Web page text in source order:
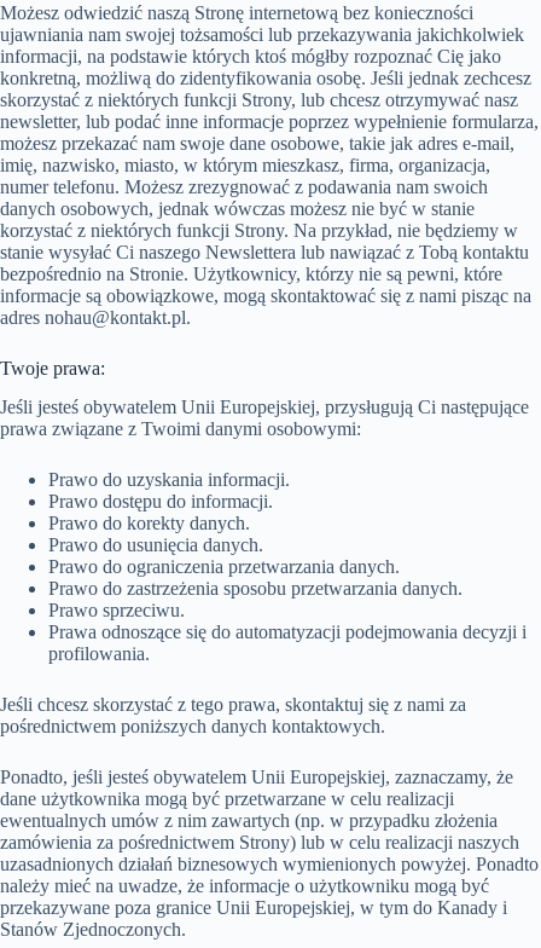
Możesz odwiedzić naszą Stronę internetową bez konieczności
ujawniania nam swojej tożsamości lub przekazywania jakichkolwiek
informacji, na podstawie których ktoś mógłby rozpoznać Cię jako
konkretną, możliwą do zidentyfikowania osobę. Jeśli jednak zechcesz
skorzystać z niektórych funkcji Strony, lub chcesz otrzymywać nasz
newsletter, lub podać inne informacje poprzez wypełnienie formularza,
możesz przekazać nam swoje dane osobowe, takie jak adres e-mail,
imię, nazwisko, miasto, w którym mieszkasz, firma, organizacja,
numer telefonu. Możesz zrezygnować z podawania nam swoich
danych osobowych, jednak wówczas możesz nie być w stanie
korzystać z niektórych funkcji Strony. Na przykład, nie będziemy w
stanie wysyłać Ci naszego Newslettera lub nawiązać z Tobą kontaktu
bezpośrednio na Stronie. Użytkownicy, którzy nie są pewni, które
informacje są obowiązkowe, mogą skontaktować się z nami pisząc na
adres nohau@kontakt.pl.
Twoje prawa:
Jeśli jesteś obywatelem Unii Europejskiej, przysługują Ci następujące
prawa związane z Twoimi danymi osobowymi:
Prawo do uzyskania informacji.
Prawo dostępu do informacji.
Prawo do korekty danych.
Prawo do usunięcia danych.
Prawo do ograniczenia przetwarzania danych.
Prawo do zastrzeżenia sposobu przetwarzania danych.
Prawo sprzeciwu.
Prawa odnoszące się do automatyzacji podejmowania decyzji i
profilowania.
Jeśli chcesz skorzystać z tego prawa, skontaktuj się z nami za
pośrednictwem poniższych danych kontaktowych.
Ponadto, jeśli jesteś obywatelem Unii Europejskiej, zaznaczamy, że
dane użytkownika mogą być przetwarzane w celu realizacji
ewentualnych umów z nim zawartych (np. w przypadku złożenia
zamówienia za pośrednictwem Strony) lub w celu realizacji naszych
uzasadnionych działań biznesowych wymienionych powyżej. Ponadto
należy mieć na uwadze, że informacje o użytkowniku mogą być
przekazywane poza granice Unii Europejskiej, w tym do Kanady i
Stanów Zjednoczonych.